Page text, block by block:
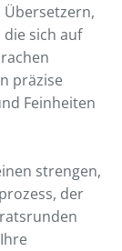
sich auf
präzise
Feinheiten
strengen,
der